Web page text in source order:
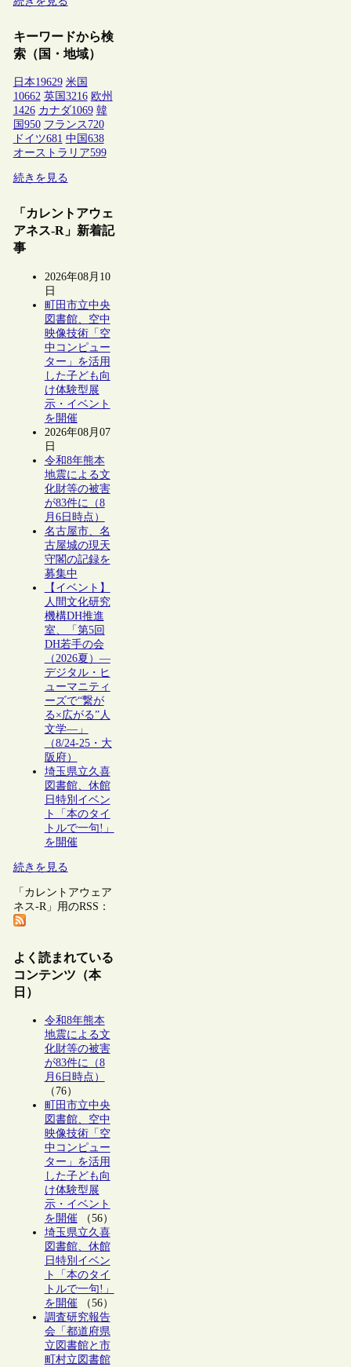
キーワードから検
索（国・地域）
日本19629 米国
10662 英国 3216 欧州
1426 カナダ1069 韓
国 950 フランス 720
ドイツ681 中国 638
オーストラリア599
続きを見る
「カレントアウェ
アネス-R」新着記
事
2026年08月10
日
町田市立中央
図書館、空中
映像技術「空
中コンピュー
ター」を活用
した子ども向
け体験型展
示・イベント
を開催
2026年08月07
日
令和8年熊本
地震による文
化財等の被害
が83件に（8
月6日時点）
名古屋市、名
古屋城の現天
守閣の記録を
募集中
【イベント】
人間文化研究
機構DH推進
室、「第5回
DH若手の会
（2026夏）―
デジタル・ヒ
ューマニティ
ーズで“繋が
る×広がる”人
文学―」
（8/24-25・大
阪府）
埼玉県立久喜
図書館、休館
日特別イベン
ト「本のタイ
トルで一句!」
を開催
続きを見る
「カレントアウェア
ネス-R」用のRSS：
よく読まれている
コンテンツ（本
日）
令和8年熊本
地震による文
化財等の被害
が83件に（8
月6日時点）
（76）
町田市立中央
図書館、空中
映像技術「空
中コンピュー
ター」を活用
した子ども向
け体験型展
示・イベント
を開催（56）
埼玉県立久喜
図書館、休館
日特別イベン
ト「本のタイ
トルで一句!」
を開催（56）
調査研究報告
会「都道府県
立図書館と市
町村立図書館